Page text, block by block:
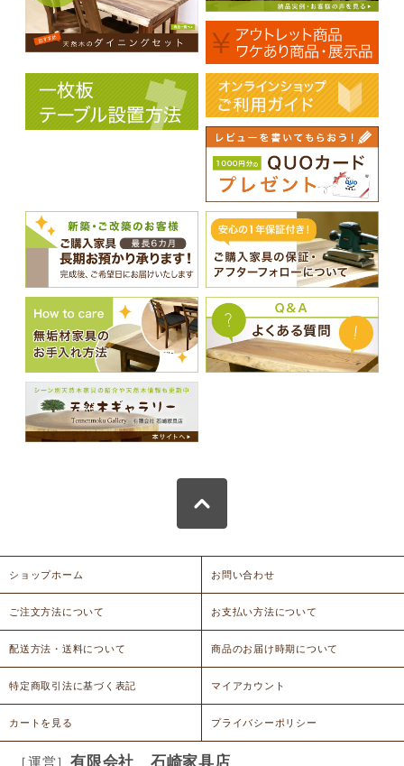
ショップホーム お問い合わせ
ご注文方法について お支払い方法について
配送方法・送料について 商品のお届け時期について
特定商取引法に基づく表記 マイアカウント
カートを見る プライバシーポリシー
［運営］ 有限会社 石崎家具店